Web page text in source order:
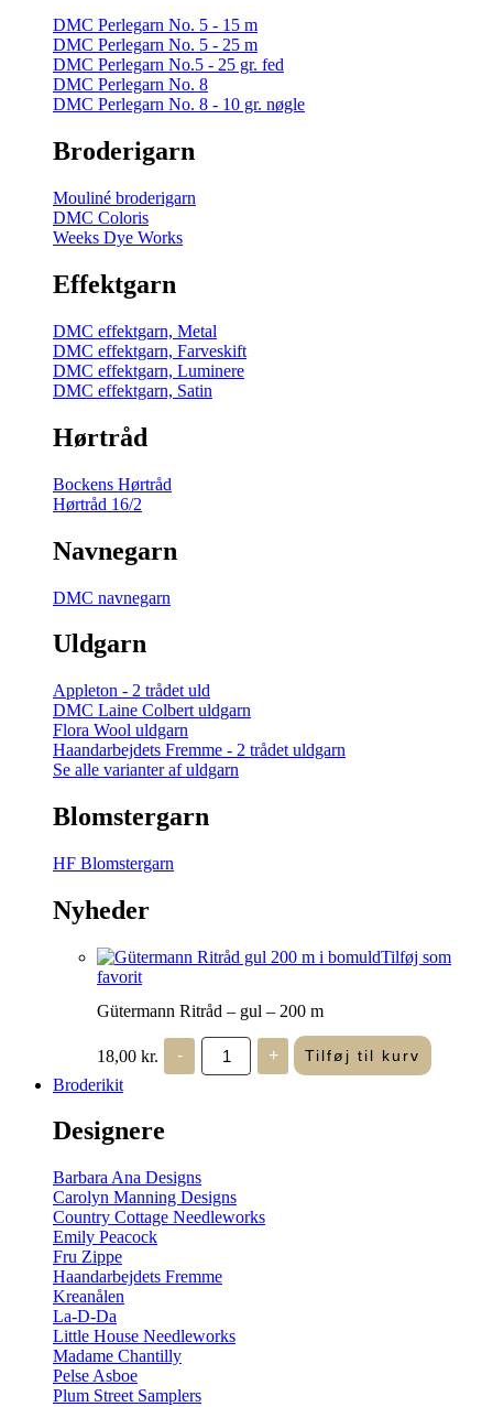
DMC Perlegarn No. 5 - 15 m
DMC Perlegarn No. 5 - 25 m
DMC Perlegarn No.5 - 25 gr. fed
DMC Perlegarn No. 8
DMC Perlegarn No. 8 - 10 gr. nøgle
Broderigarn
Mouliné broderigarn
DMC Coloris
Weeks Dye Works
Effektgarn
DMC effektgarn, Metal
DMC effektgarn, Farveskift
DMC effektgarn, Luminere
DMC effektgarn, Satin
Hørtråd
Bockens Hørtråd
Hørtråd 16/2
Navnegarn
DMC navnegarn
Uldgarn
Appleton - 2 trådet uld
DMC Laine Colbert uldgarn
Flora Wool uldgarn
Haandarbejdets Fremme - 2 trådet uldgarn
Se alle varianter af uldgarn
Blomstergarn
HF Blomstergarn
Nyheder
Tilføj som
favorit
Gütermann Ritråd – gul – 200 m
18,00 kr. -
Gütermann
Ritråd
-
+ Tilføj til kurv
Broderikit
Designere
Barbara Ana Designs
Carolyn Manning Designs
Country Cottage Needleworks
Emily Peacock
Fru Zippe
Haandarbejdets Fremme
Kreanålen
La-D-Da
Little House Needleworks
Madame Chantilly
Pelse Asboe
Plum Street Samplers